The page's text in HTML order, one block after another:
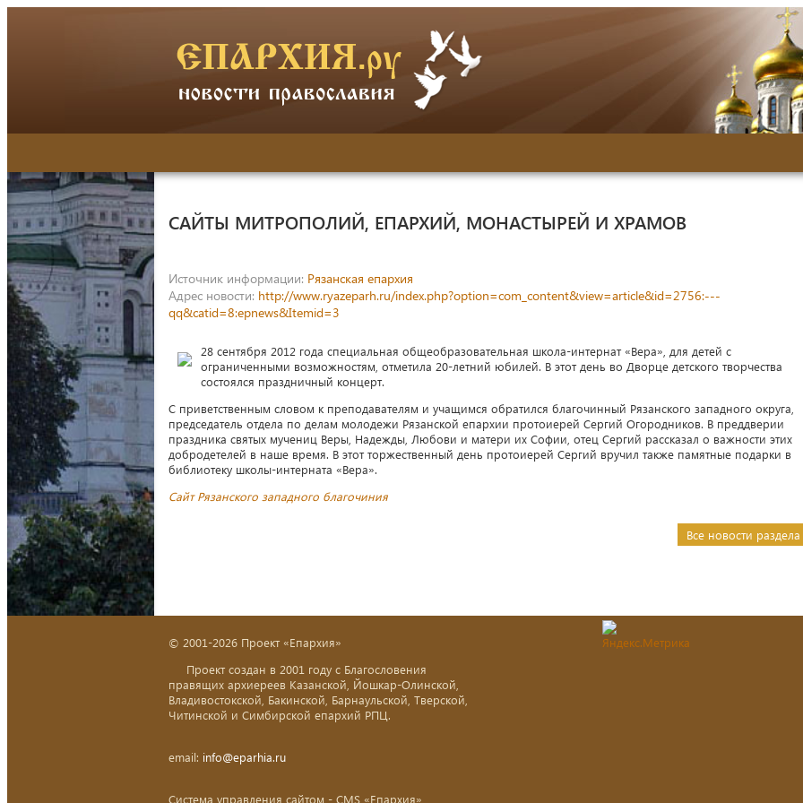
САЙТЫ МИТРОПОЛИЙ, ЕПАРХИЙ, МОНАСТЫРЕЙ И ХРАМОВ
Источник информации: Рязанская епархия
Адрес новости: http://www.ryazeparh.ru/index.php?option=com_content&view=article&id=2756:---
qq&catid=8:epnews&Itemid=3
28 сентября 2012 года специальная общеобразовательная школа-интернат «Вера», для детей с
ограниченными возможностям, отметила 20-летний юбилей. В этот день во Дворце детского творчества
состоялся праздничный концерт.
С приветственным словом к преподавателям и учащимся обратился благочинный Рязанского западного округа,
председатель отдела по делам молодежи Рязанской епархии протоиерей Сергий Огородников. В преддверии
праздника святых мучениц Веры, Надежды, Любови и матери их Софии, отец Сергий рассказал о важности этих
добродетелей в наше время. В этот торжественный день протоиерей Сергий вручил также памятные подарки в
библиотеку школы-интерната «Вера».
Сайт Рязанского западного благочиния
Все новости
© 2001-2026 Проект «Епархия»
Проект создан в 2001 году с Благословения
правящих архиереев Казанской, Йошкар-Олинской,
Владивостокской, Бакинской, Барнаульской, Тверской,
Читинской и Симбирской епархий РПЦ.
email: info@eparhia.ru
Система управления сайтом - CMS «Епархия»